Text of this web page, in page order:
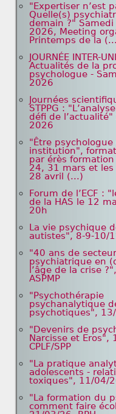
"Expertiser n’est
Quelle(s)
demain ?"
2026, Meeting
Printemps de la
JOURNÉE INTER-
Actualités de la
psychologue -
2026
Journées
STPPG :
défi de
2026
"Être psychologue
institution",
par érès formation
24, 31 mars et
28 avril (...)
Forum de l’ECF :
de la HAS le 12
20h
La vie psychique
autistes", 8-9-10/
"40 ans de secteur
psychiatrique en
l’âge de la crise
ASPMP
"Psychothérapie
psychanalytique
psychotiques",
"Devenirs de
Narcisse et Eros",
CPLF/SPP
"La pratique
adolescents -
toxiques", 11/04/
"La formation du
comment faire